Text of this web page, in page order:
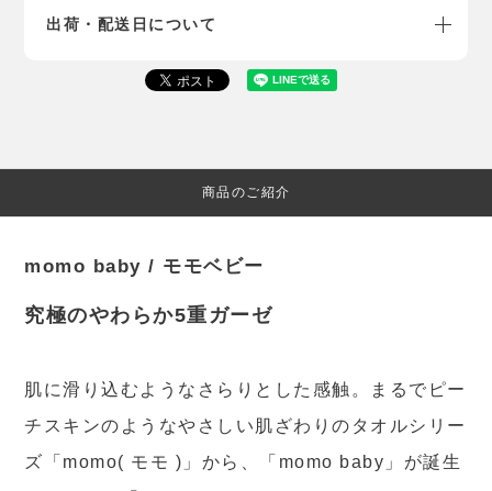
出荷・配送日について
商品のご紹介
momo baby / モモベビー
究極のやわらか5重ガーゼ
肌に滑り込むようなさらりとした感触。まるでピー
チスキンのようなやさしい肌ざわりのタオルシリー
ズ「momo( モモ )」から、「momo baby」が誕生